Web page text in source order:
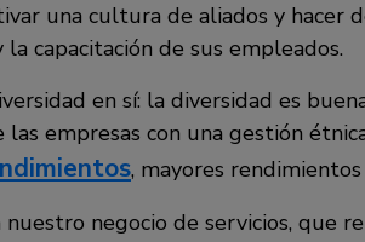
una cultura de aliados y hacer
capacitación de sus empleados.
en sí: la diversidad es
empresas con una gestión
, mayores rendimientos
negocio de servicios, que